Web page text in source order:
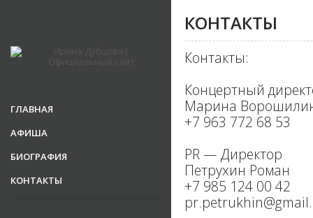
ГЛАВНАЯ
АФИША
БИОГРАФИЯ
КОНТАКТЫ
КОНТАКТЫ
Контакты:
Концертный
Марина
+7 963 772 68 53
PR — Директор
Петрухин Роман
+7 985 124 00 42